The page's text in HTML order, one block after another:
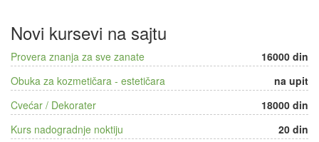
Novi kursevi na sajtu
16000 din
Provera znanja za sve zanate
na upit
Obuka za kozmetičara - estetičara
18000 din
Cvećar / Dekorater
20 din
Kurs nadogradnje noktiju